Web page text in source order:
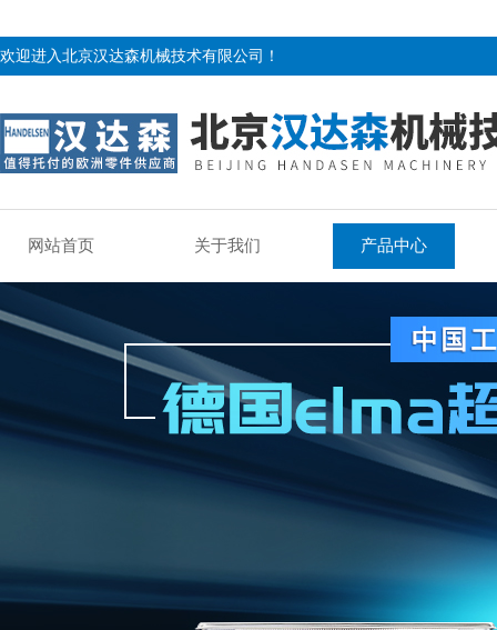
欢迎进入北京汉达森机械技术有限公司！
网站首页 关于我们 产品中心